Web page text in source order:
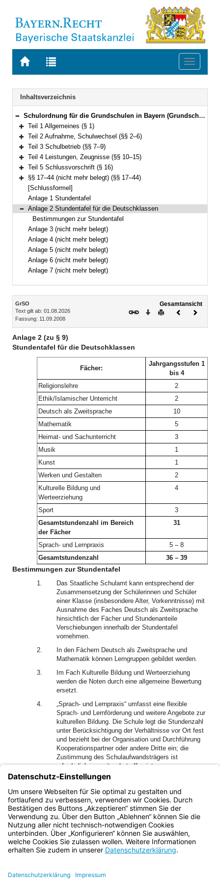
Zur
BAYERN.RECHT
Zur
letzten
Suche
Toggle
Navigation
Inhaltsverzeichnis
Bereich reduzieren
Schulordnung für die Grundschulen in Bayern (Grundschulordnung – GrSO) Vom 11. September 2008 GVBl. S. 684) BayRS 2232-2-K (§§ 1–44)
Bereich erweitern
Teil 1 Allgemeines (§ 1)
Bereich erweitern
Teil 2 Aufnahme, Schulwechsel (§§ 2–6)
Bereich erweitern
Teil 3 Schulbetrieb (§§ 7–9)
Bereich erweitern
Teil 4 Leistungen, Zeugnisse (§§ 10–15)
Bereich erweitern
Teil 5 Schlussvorschrift (§ 16)
Bereich erweitern
§§ 17–44 (nicht mehr belegt) (§§ 17–44)
[Schlussformel]
Anlage 1 Stundentafel
Bereich reduzieren
Anlage 2 Stundentafel für die Deutschklassen
Bestimmungen zur Stundentafel
Anlage 3 (nicht mehr belegt)
Anlage 4 (nicht mehr belegt)
Anlage 5 (nicht mehr belegt)
Anlage 6 (nicht mehr belegt)
Anlage 7 (nicht mehr belegt)
Inhalt
GrSO
Text gilt ab: 01.08.2026
Fassung: 11.09.2008
Gesamtansicht
Download
DruckenVorheriges
Anlage 2 (zu § 9)
Stundentafel für die Deutschklassen
Fächer:
Jahrgangsstufen 1
bis 4
Religionslehre
2
Ethik/Islamischer Unterricht
2
Deutsch als Zweitsprache
10
Mathematik
5
Heimat- und Sachunterricht
3
Musik
1
Kunst
1
Werken und Gestalten
2
Kulturelle Bildung und
Werteerziehung
4
Sport
3
Gesamtstundenzahl im Bereich
der Fächer
31
Sprach- und Lernpraxis
5 – 8
Gesamtstundenzahl
36 – 39
Bestimmungen zur Stundentafel
1.
Das Staatliche Schulamt kann entsprechend der
Zusammensetzung der Schülerinnen und Schüler
einer Klasse (insbesondere Alter, Vorkenntnisse) mit
Ausnahme des Faches Deutsch als Zweitsprache
hinsichtlich der Fächer und Stundenanteile
Verschiebungen innerhalb der Stundentafel
vornehmen.
2.
In den Fächern Deutsch als Zweitsprache und
Mathematik können Lerngruppen gebildet werden.
3.
Im Fach Kulturelle Bildung und Werteerziehung
werden die Noten durch eine allgemeine Bewertung
ersetzt.
4.
„Sprach- und Lernpraxis“ umfasst eine flexible
Sprach- und Lernförderung und weitere Angebote zur
kulturellen Bildung. Die Schule legt die Stundenzahl
unter Berücksichtigung der Verhältnisse vor Ort fest
und bezieht bei der Organisation und Durchführung
Kooperationspartner oder andere Dritte ein; die
Zustimmung des Schulaufwandsträgers ist
erforderlich, soweit er betroffen ist.
5.
Im Rahmen des Unterrichts ist der
Verkehrserziehung besondere Aufmerksamkeit zu
widmen.
Bayern.de
BayernPortal
Impressum